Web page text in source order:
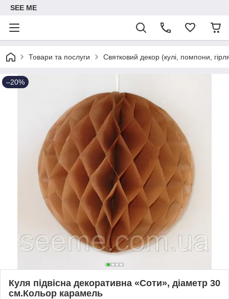
SEE ME
Товари та послуги Святковий декор (кулі, помпони,
–20%
Куля підвісна декоративна «Соти», діаметр 30
см.Кольор карамель